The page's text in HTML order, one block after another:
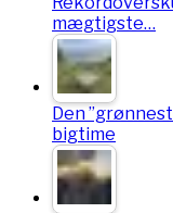
mægtigste…
Den
bigtime